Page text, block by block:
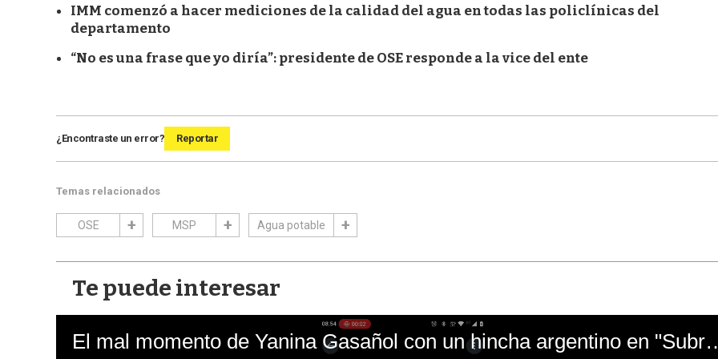
IMM comenzó a hacer mediciones de la calidad del agua en todas las policlínicas del
departamento
“No es una frase que yo diría”: presidente de OSE responde a la vice del ente
¿Encontraste un error? Reportar
Temas relacionados
OSE MSP Agua potable
Te puede interesar
El mal momento de Yanina